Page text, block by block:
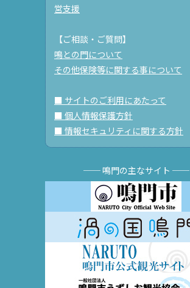
営支援
【ご相談・ご質問】
鳴との門について
その他保険等に関する事について
■ サイトのご利用にあたって
■ 個人情報保護方針
■ 情報セキュリティに関する方針
── 鳴門の主なサイト ──